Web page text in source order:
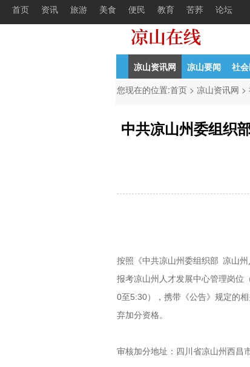
首页 资讯 旅游 美食 便民 教育 苦荞 论坛
中共凉山州委组织部凉山州人力资源
凉山资讯网 凉山要闻 社
您现在的位置:首页 > 凉山资讯网 >
中共凉山州委组织
按照《中共凉山州委组织部 凉山
报考凉山州人才发展中心管理岗
0至5:30），携带《公告》规定的
弃加分资格。
审核加分地址：四川省凉山州西昌